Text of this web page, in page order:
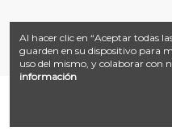
Al hacer clic en “Aceptar todas
guarden en su dispositivo para
uso del mismo, y colaborar con
información